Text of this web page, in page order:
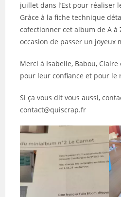
juillet dans l’Est pour réaliser
Gràce à la fiche technique
cofectionner cet album de A à
occasion de passer un joyeux
Merci à Isabelle, Babou,
pour leur confiance et pour le
Si ça vous dit vous aussi,
contact@quiscrap.fr